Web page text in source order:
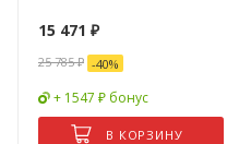
15 471 ₽
25 785₽ -40%
+ 1547 ₽ бонус
В КОРЗИНУ